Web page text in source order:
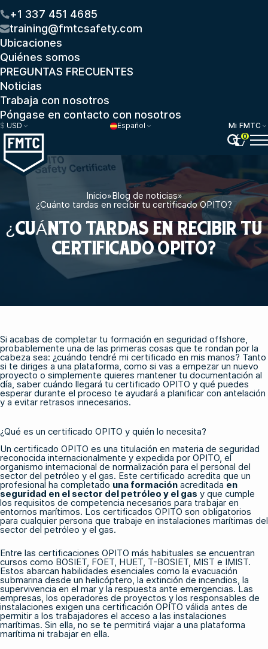
+1 337 451 4685
training@fmtcsafety.com
Ubicaciones
Quiénes somos
PREGUNTAS FRECUENTES
Noticias
Trabaja con nosotros
Póngase en contacto con nosotros
$ USD Español
Mi FMTC
0
Inicio»Blog de noticias»
¿Cuánto tardas en recibir tu certificado OPITO?
¿CUÁNTO TARDAS EN RECIBIR TU
CERTIFICADO OPITO?
Si acabas de completar tu formación en seguridad offshore,
probablemente una de las primeras cosas que te rondan por la
cabeza sea: ¿cuándo tendré mi certificado en mis manos? Tanto
si te diriges a una plataforma, como si vas a empezar un nuevo
proyecto o simplemente quieres mantener tu documentación al
día, saber cuándo llegará tu certificado OPITO y qué puedes
esperar durante el proceso te ayudará a planificar con antelación
y a evitar retrasos innecesarios.
¿Qué es un certificado OPITO y quién lo necesita?
Un certificado OPITO es una titulación en materia de seguridad
reconocida internacionalmente y expedida por OPITO, el
organismo internacional de normalización para el personal del
sector del petróleo y el gas. Este certificado acredita que un
profesional ha completado una formación acreditada en
seguridad en el sector del petróleo y el gas y que cumple
los requisitos de competencia necesarios para trabajar en
entornos marítimos. Los certificados OPITO son obligatorios
para cualquier persona que trabaje en instalaciones marítimas del
sector del petróleo y el gas.
Entre las certificaciones OPITO más habituales se encuentran
cursos como BOSIET FOET HUET T-BOSIET , MIST e IMIST.
Estos abarcan habilidades esenciales como la evacuación
submarina desde un helicóptero, la extinción de incendios, la
supervivencia en el mar y la respuesta ante emergencias. Las
empresas, los operadores de proyectos y los responsables de
instalaciones exigen una certificación OPITO válida antes de
permitir a los trabajadores el acceso a las instalaciones
marítimas. Sin ella, no se te permitirá viajar a una plataforma
marítima ni trabajar en ella.